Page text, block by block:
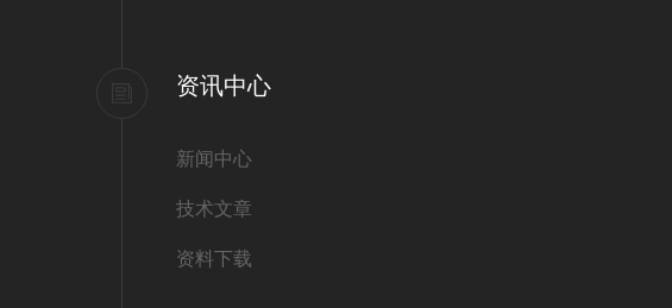
资讯中心
新闻中心
技术文章
资料下载